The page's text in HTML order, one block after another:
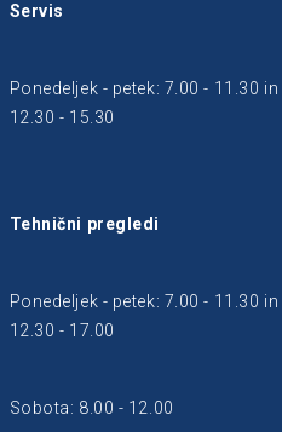
Servis
Ponedeljek - petek: 7.00 - 11.30 in
12.30 - 15.30
Tehnični pregledi
Ponedeljek - petek: 7.00 - 11.30 in
12.30 - 17.00
Sobota: 8.00 - 12.00